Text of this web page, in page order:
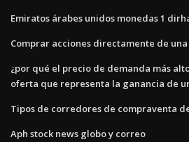
Emiratos árabes unidos monedas 1
Comprar acciones directamente de
¿por qué el precio de demanda más
oferta que representa la ganancia de
Tipos de corredores de compraventa
Aph stock news globo y correo